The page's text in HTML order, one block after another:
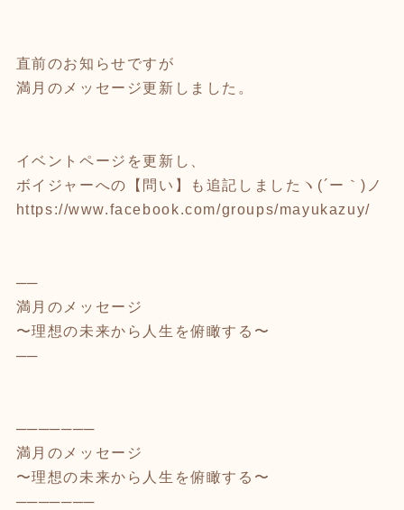
直前のお知らせですが
満月のメッセージ更新しました。
イベントページを更新し、
ボイジャーへの【問い】も追記しましたヽ(´ー｀)ノ
https://www.facebook.com/groups/mayukazuy/
──
満月のメッセージ
〜理想の未来から人生を俯瞰する〜
──
───────
満月のメッセージ
〜理想の未来から人生を俯瞰する〜
───────